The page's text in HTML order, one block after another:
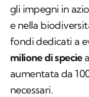
gli impegni in
e nella
fondi dedicati a
milione di specie
aumentata da
necessari.